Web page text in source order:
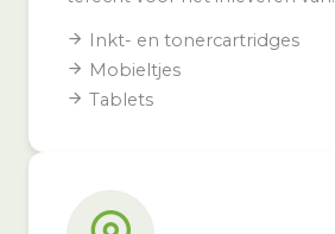
Inkt- en tonercartridges
Mobieltjes
Tablets